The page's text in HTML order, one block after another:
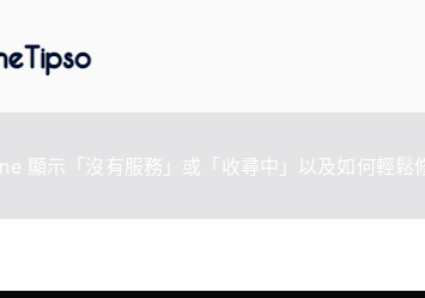
最好的iPhone/iPad/iPod 數據傳輸
顯示「沒有服務」或「收尋中」以及如何輕鬆